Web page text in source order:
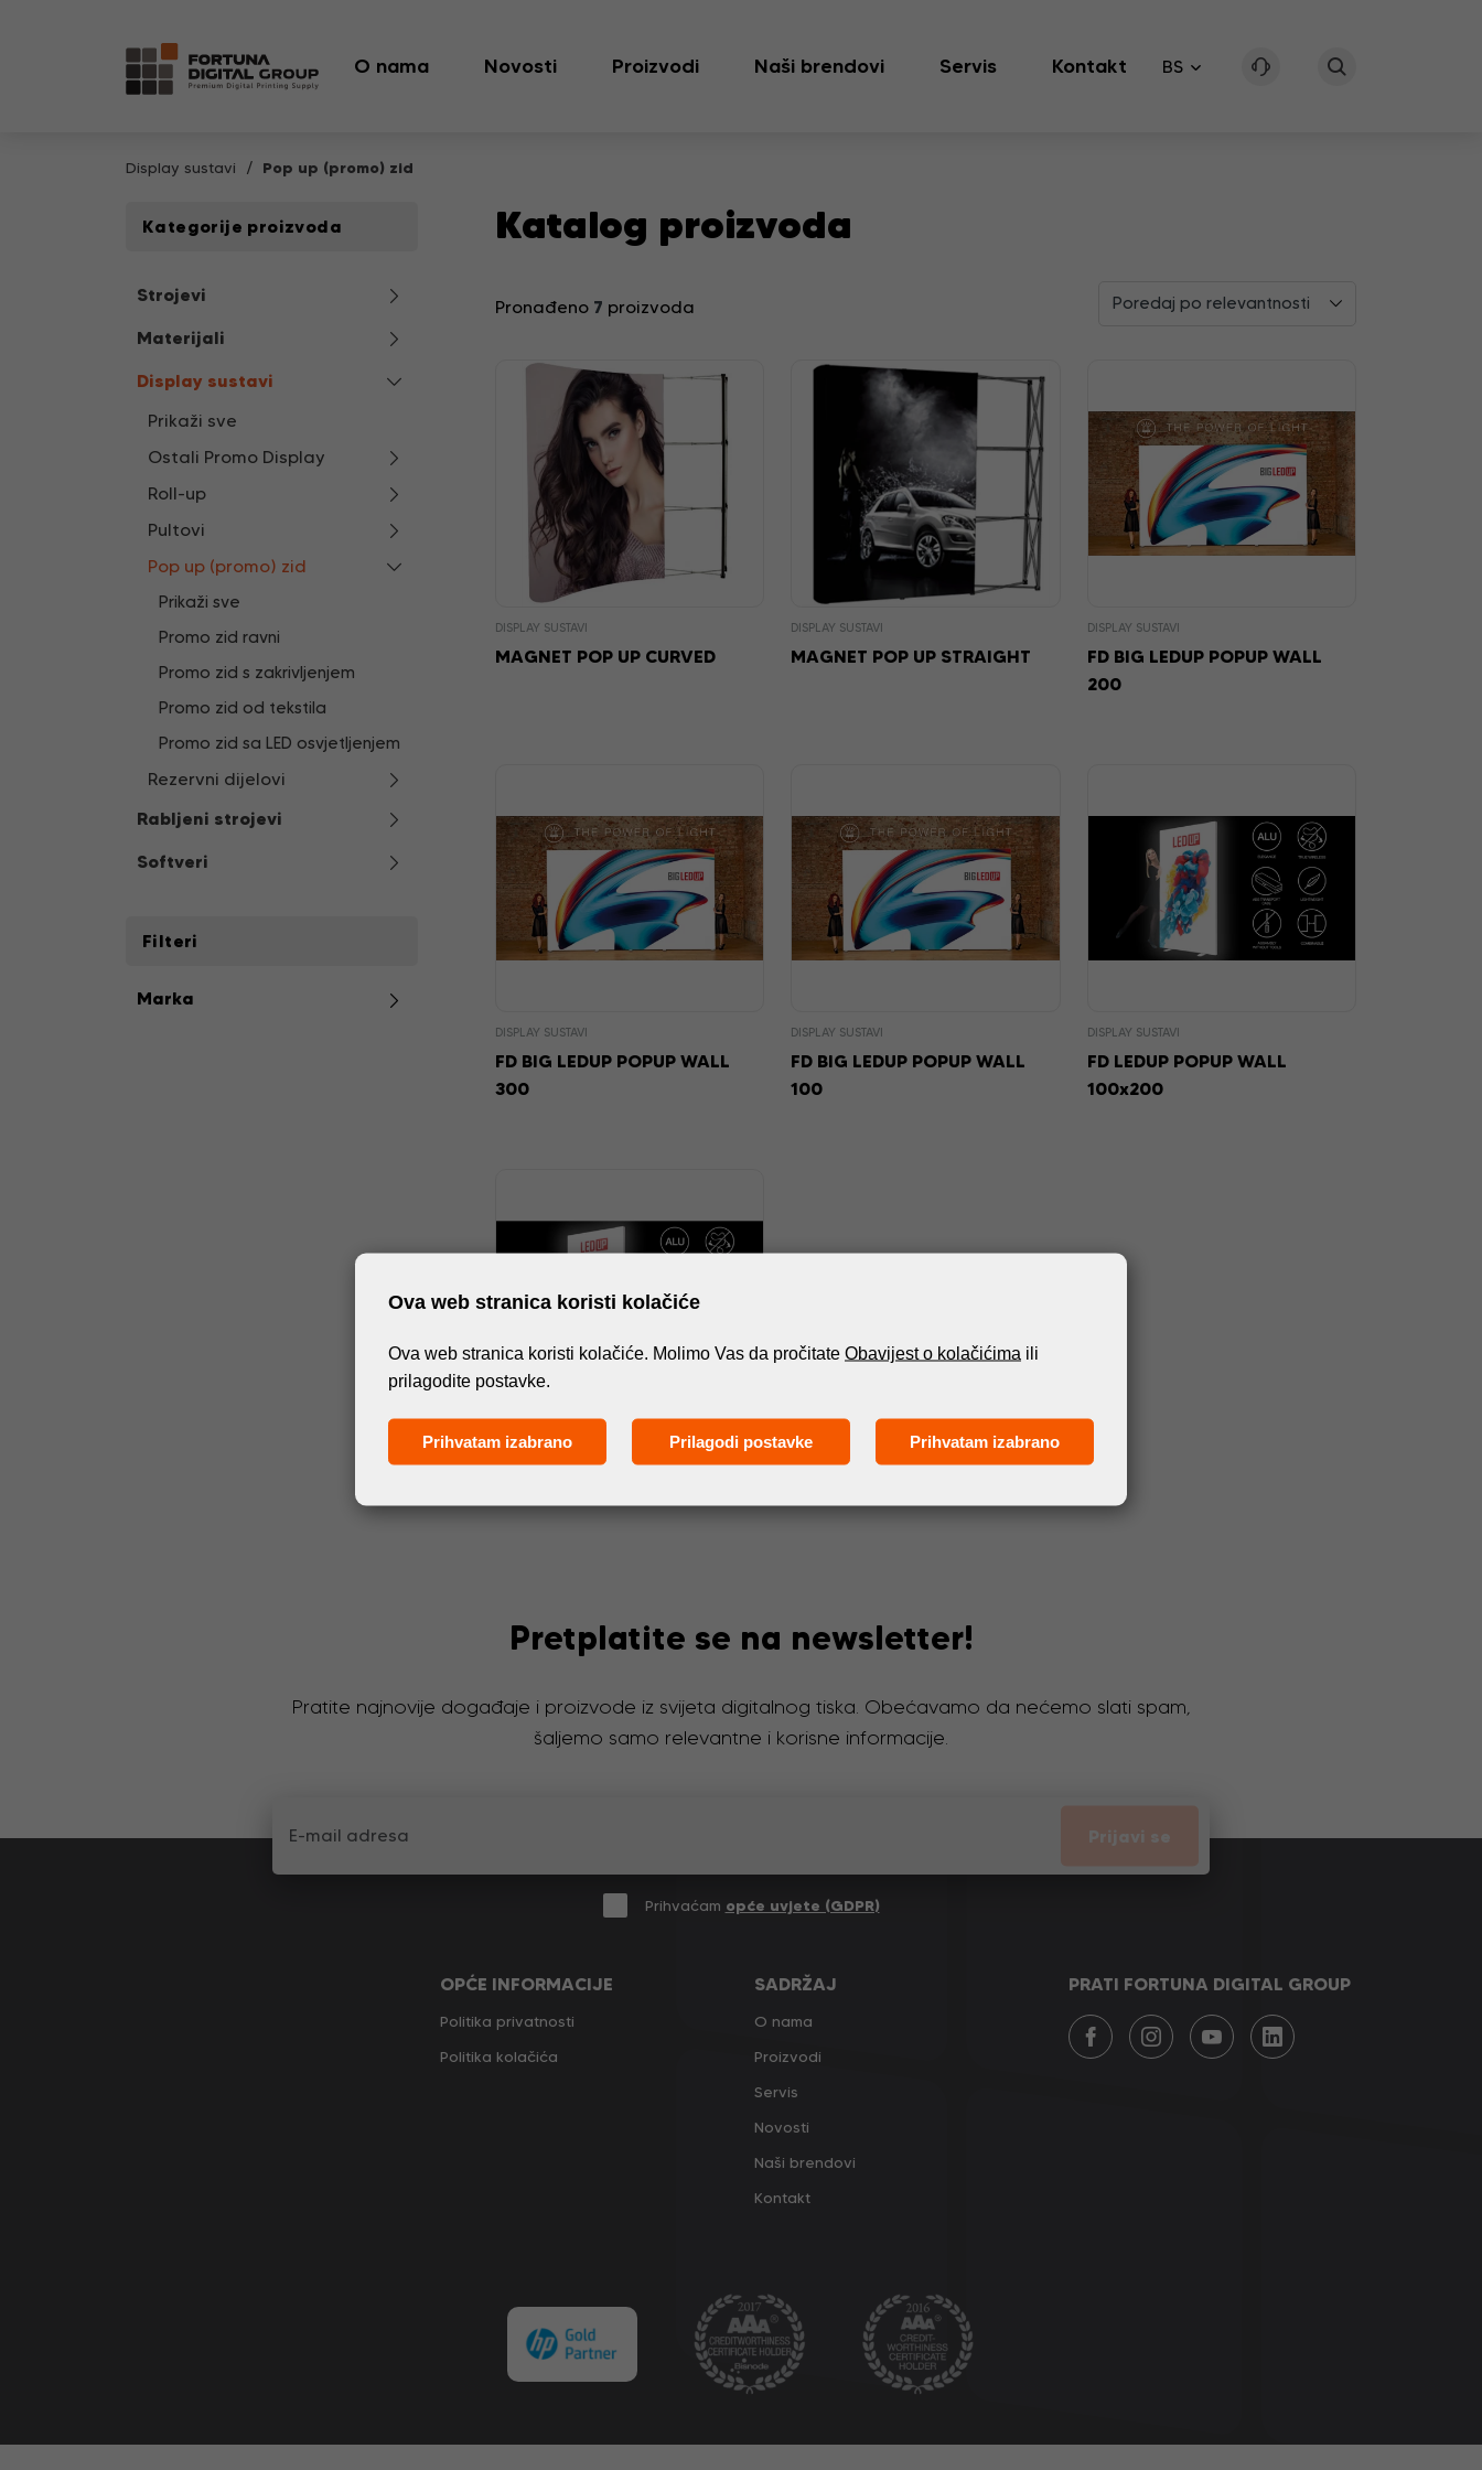
O nama Novosti Proizvodi Naši brendovi Servis Kontakt BS
Display sustavi Pop up (promo) zid
Kategorije proizvoda
Strojevi
Materijali
Display sustavi
Prikaži sve
Ostali Promo Display
Roll-up
Pultovi
Pop up (promo) zid
Prikaži sve
Promo zid ravni
Promo zid s zakrivljenjem
Promo zid od tekstila
Promo zid sa LED osvjetljenjem
Rezervni dijelovi
Rabljeni strojevi
Softveri
Filteri
Marka
Katalog proizvoda
Pronađeno 7 proizvoda Poredaj po relevantnosti
DISPLAY SUSTAVI
MAGNET POP UP CURVED
DISPLAY SUSTAVI
MAGNET POP UP STRAIGHT
DISPLAY SUSTAVI
FD BIG LEDUP POPUP WALL
200
DISPLAY SUSTAVI
FD BIG LEDUP POPUP WALL
300
DISPLAY SUSTAVI
FD BIG LEDUP POPUP WALL
100
DISPLAY SUSTAVI
FD LEDUP POPUP WALL
100x200
DISPLAY SUSTAVI
FD LEDUP POPUP WALL
Pretplatite se na newsletter!
Pratite najnovije događaje i proizvode iz svijeta digitalnog tiska. Obećavamo da nećemo slati spam,
šaljemo samo relevantne i korisne informacije.
Prijavi se
Prihvaćam opće uvjete (GDPR)
OPĆE INFORMACIJE
Politika privatnosti
Politika kolačića
SADRŽAJ
O nama
Proizvodi
Servis
Novosti
Naši brendovi
Kontakt
PRATI FORTUNA DIGITAL GROUP
Ova web stranica koristi kolačiće
Ova web stranica koristi kolačiće. Molimo Vas da pročitate Obavijest o kolačićima ili
prilagodite postavke.
Prihvatam izabrano Prilagodi postavke Prihvatam izabrano